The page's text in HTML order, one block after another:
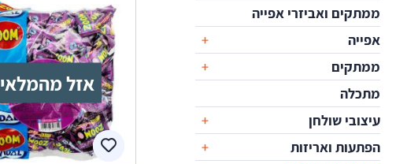
ממתקים ואביזרי אפייה
אפייה
ממתקים
מתכלה
עיצובי שולחן
הפתעות ואריזות
אזל מהמלאי